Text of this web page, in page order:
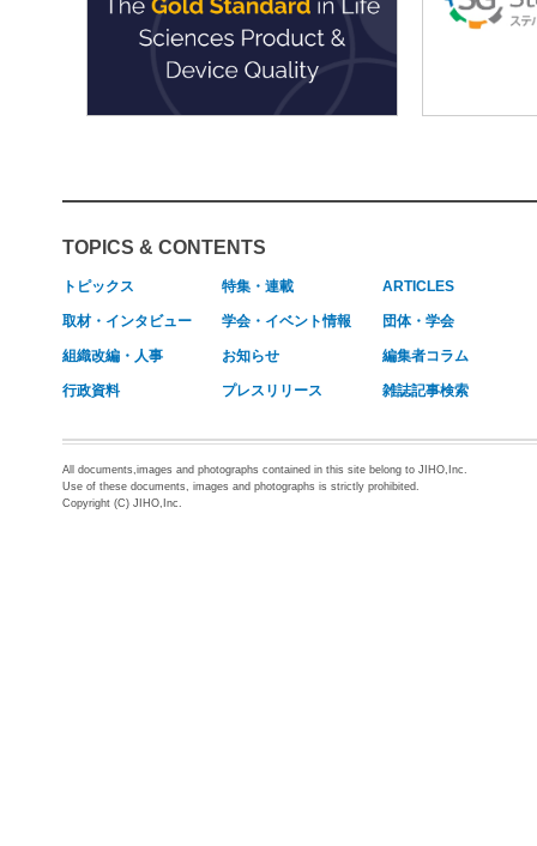
TOPICS & CONTENTS
トピックス 特集・連載 ARTICLES
取材・インタビュー 学会・イベント情報 団体・学会
組織改編・人事 お知らせ 編集者コラム
行政資料 プレスリリース 雑誌記事検索
All documents,images and photographs contained in this site belong to JIHO,Inc.
Use of these documents, images and photographs is strictly prohibited.
Copyright (C) JIHO,Inc.